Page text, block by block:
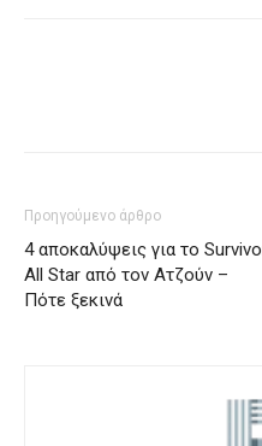
Προηγούμενο άρθρο
4 αποκαλύψεις για το
All Star από τον Ατζούν –
Πότε ξεκινά